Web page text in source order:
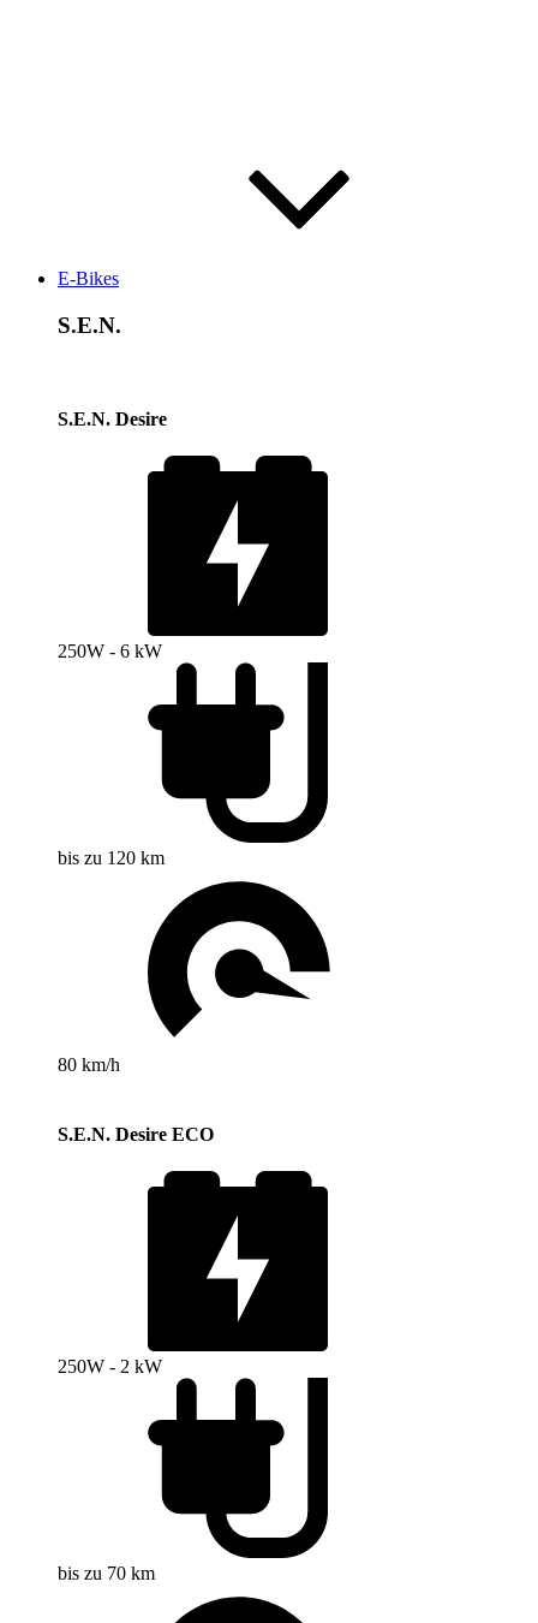
E-Bikes
S.E.N.
S.E.N. Desire
250W - 6 kW
bis zu 120 km
80 km/h
S.E.N. Desire ECO
250W - 2 kW
bis zu 70 km